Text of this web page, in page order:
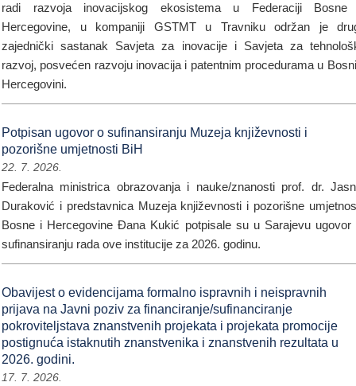
radi razvoja inovacijskog ekosistema u Federaciji
Hercegovine, u kompaniji GSTMT u Travniku održan je
zajednički sastanak Savjeta za inovacije i Savjeta za
razvoj, posvećen razvoju inovacija i patentnim procedurama u
Hercegovini.
Potpisan ugovor o sufinansiranju Muzeja književnosti i
pozorišne umjetnosti BiH
22. 7. 2026.
Federalna ministrica obrazovanja i nauke/znanosti prof. dr.
Duraković i predstavnica Muzeja književnosti i pozorišne
Bosne i Hercegovine Đana Kukić potpisale su u Sarajevu ugovor
sufinansiranju rada ove institucije za 2026. godinu.
Obavijest o evidencijama formalno ispravnih i neispravnih
prijava na Javni poziv za financiranje/sufinanciranje
pokroviteljstava znanstvenih projekata i projekata promocije
postignuća istaknutih znanstvenika i znanstvenih rezultata u
2026. godini.
17. 7. 2026.